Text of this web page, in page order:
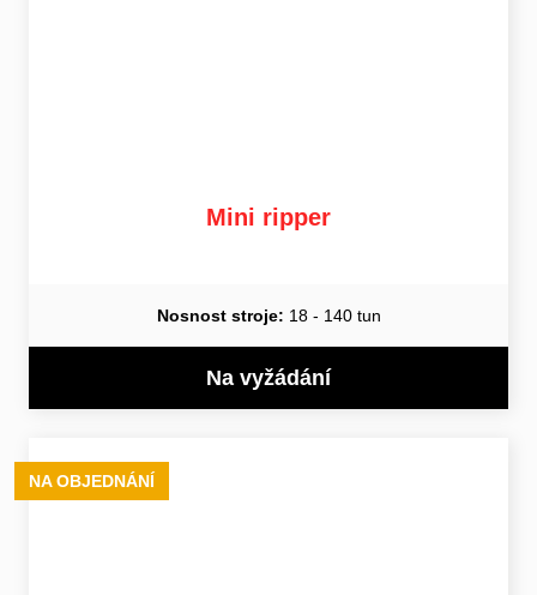
Mini ripper
Nosnost stroje: 18 - 140 tun
Na vyžádání
NA OBJEDNÁNÍ